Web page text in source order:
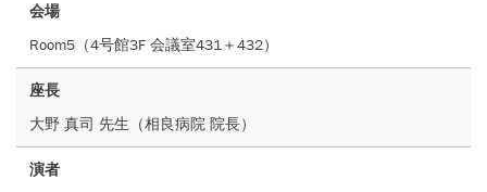
会場
Room5（4号館3F 会議室431＋432）
座長
大野 真司 先生（相良病院 院長）
演者